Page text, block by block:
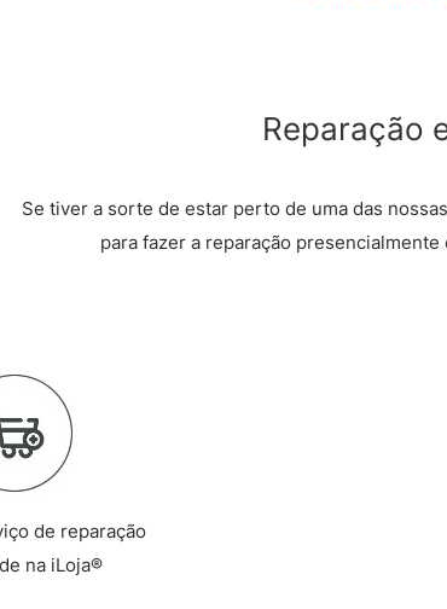
Reparação
Se tiver a sorte de estar perto de uma das
para fazer a reparação
de reparação
na iLoja®